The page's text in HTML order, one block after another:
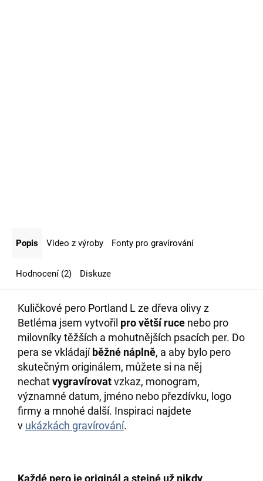
Popis Video z výroby Fonty pro gravírování
Hodnocení (2) Diskuze
Kuličkové pero Portland L ze dřeva olivy z
Betléma jsem vytvořil pro větší ruce nebo pro
milovníkytěžších a mohutnějších psacích per. Do
pera se vkládají běžné náplně, a aby bylo pero
skutečným originálem, můžete si na něj
nechatvygravírovatvzkaz, monogram,
významné datum, jméno nebo přezdívku, logo
firmy a mnohé další. Inspiraci najdete
v ukázkách gravírování.
Každé pero je originál a stejné už nikdy